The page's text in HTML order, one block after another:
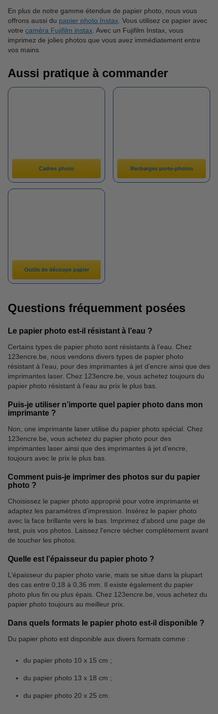
En plus de notre gamme étendue de papier photo, nous vous
offrons aussi du papier photo Instax. Vous utilisez ce papier avec
votre caméra Fujifilm instax. Avec un Fujifilm Instax, vous
imprimez de jolies photos que vous avez immédiatement entre
vos mains.
Aussi pratique à commander
Cadres photo Recharges porte-photos
Outils de découpe papier
Questions fréquemment posées
Le papier photo est-il résistant à l’eau ?
Certains types de papier photo sont résistants à l’eau. Chez
123encre.be, nous vendons divers types de papier photo
résistant à l’eau, pour des imprimantes à jet d’encre ainsi que des
imprimantes laser. Chez 123encre.be, vous achetez toujours du
papier photo résistant à l’eau au prix le plus bas.
Puis-je utiliser n’importe quel papier photo dans mon
imprimante ?
Non, une imprimante laser utilise du papier photo spécial. Chez
123encre.be, vous achetez du papier photo pour des
imprimantes laser ainsi que des imprimantes à jet d’encre,
toujours avec le prix le plus bas.
Comment puis-je imprimer des photos sur du papier
photo ?
Choisissez le papier photo approprié pour votre imprimante et
adaptez les paramètres d’impression. Insérez le papier photo
avec la face brillante vers le bas. Imprimez d'abord une page de
test, puis vos photos. Laissez l'encre sécher complètement avant
de toucher les photos.
Quelle est l’épaisseur du papier photo ?
L’épaisseur du papier photo varie, mais se situe dans la plupart
des cas entre 0,18 à 0,36 mm. Il existe également du papier
photo plus fin ou plus épais. Chez 123encre.be, vous achetez du
papier photo toujours au meilleur prix.
Dans quels formats le papier photo est-il disponible ?
Du papier photo est disponible aux divers formats comme :
du papier photo 10 x 15 cm ;
du papier photo 13 x 18 cm ;
du papier photo 20 x 25 cm.